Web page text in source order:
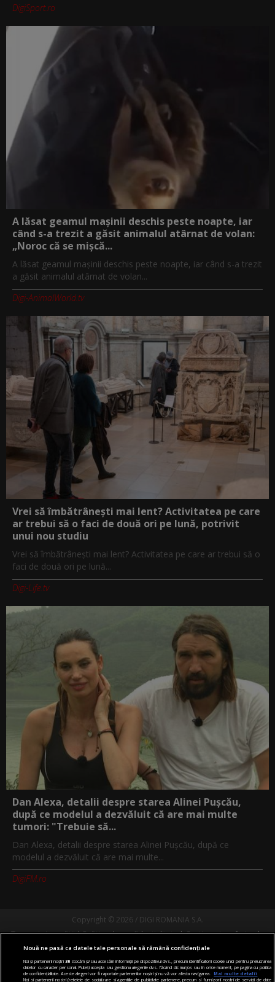
DigiSport.ro
A lăsat geamul mașinii deschis peste noapte, iar
când s-a trezit a găsit animalul atârnat de volan:
„Noroc că se mișcă...
A lăsat geamul mașinii deschis peste noapte, iar când s-a trezit
a găsit animalul atârnat de volan...
Digi-AnimalWorld.tv
Vrei să îmbătrânești mai lent? Activitatea pe care
ar trebui să o faci de două ori pe lună, potrivit
unui nou studiu
Vrei să îmbătrânești mai lent? Activitatea pe care ar trebui să o
faci de două ori pe lună...
Digi-Life.tv
Dan Alexa, detalii despre starea Alinei Pușcău,
după ce modelul a dezvăluit că are mai multe
tumori: "Trebuie să...
Dan Alexa, detalii despre starea Alinei Pușcău, după ce
modelul a dezvăluit că are mai multe...
DigiFM.ro
Copyright © 2026 / DIGI ROMANIA S.A.
Termeni si conditii
Politica de confidentialitate
Gestionați preferințele
Comunicate de presă
Abonare Digi TV Contact/Info
Urmărește-ne și pe:
Nouă ne pasă ca datele tale personale să rămână confidențiale
Noi și partenerii noștri30stocăm și/sau accesăm informații pe dispozitivul dvs., precum identificatorii cookie unici pentru prelucrarea
datelor cu caracter personal. Puteți accepta sau gestiona alegerile dvs. făcând clic mai jos sau în orice moment, pe pagina cu politica
de confidențialitate. Aceste alegeri vor fi raportate partenerilor noștri și nu vă vor afecta navigarea.
Mai multe detalii
Noi si partenerii nostri (retelele de socializare si agentiile de publicitate partenere, precum si furnizorii nostri de servicii de date